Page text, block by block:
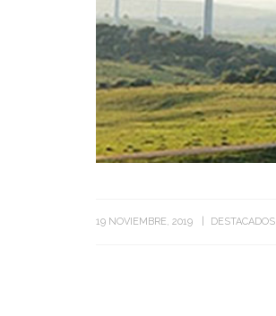
19 NOVIEMBRE, 2019 DESTACADOS